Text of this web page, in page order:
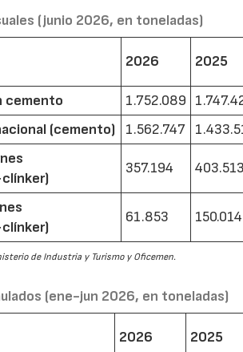
(junio 2026, en toneladas)
2026 2025
cemento 1.752.089
(cemento)
1.562.747
357.194
61.853 150.014
de Industria y Turismo y Oficemen.
(ene-jun 2026, en toneladas)
2026 2025